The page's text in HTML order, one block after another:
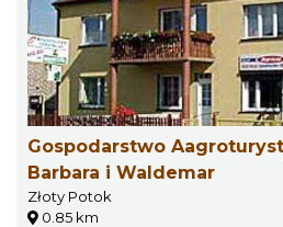
Gospodarstwo
Barbara i Waldemar
Złoty Potok
0.85 km